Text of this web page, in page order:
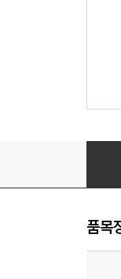
젊은
품목